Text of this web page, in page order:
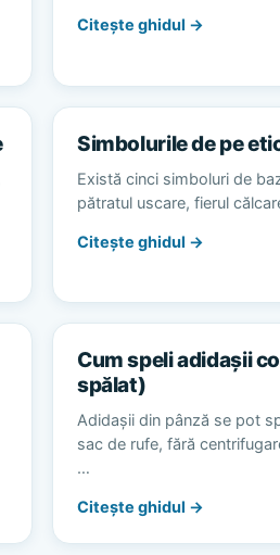
Citește ghidul →
Simbolurile de pe
Există cinci simboluri de
pătratul uscare, fierul
Citește ghidul →
Cum speli adidașii
spălat)
Adidașii din pânză se pot
sac de rufe, fără
…
Citește ghidul →